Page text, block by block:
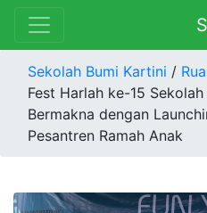
Sekolah Bumi Kartini /
Fest Harlah ke-15
Bermakna dengan
Pesantren Ramah Anak